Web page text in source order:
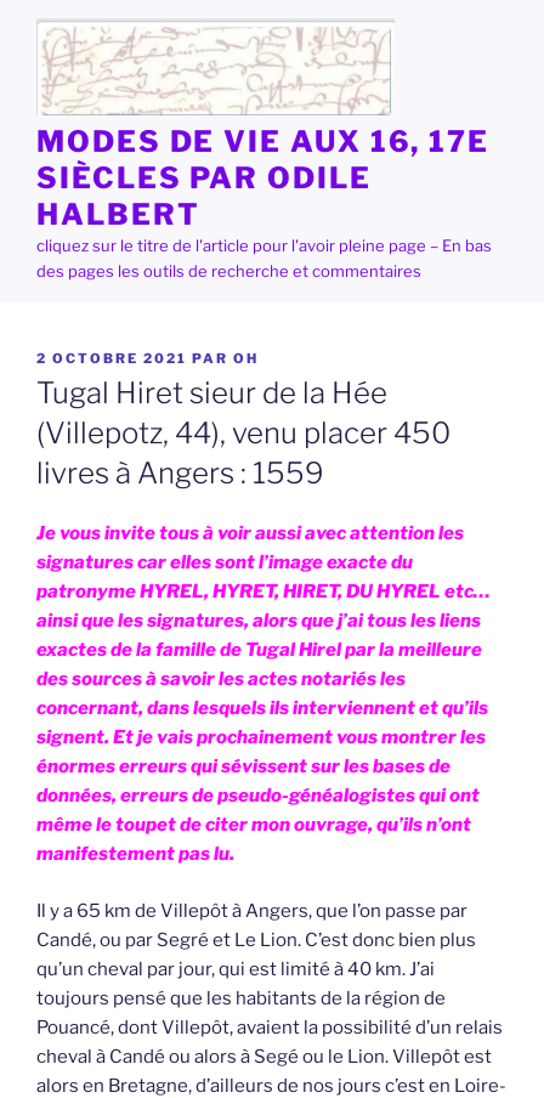
contenu
principal
MODES DE VIE AUX 16, 17E
SIÈCLES PAR ODILE
HALBERT
cliquez sur le titre de l'article pour l'avoir pleine page – En bas
des pages les outils de recherche et commentaires
PUBLIÉ
LE
2 OCTOBRE 2021 PAR OH
Tugal Hiret sieur de la Hée
(Villepotz, 44), venu placer 450
livres à Angers : 1559
Je vous invite tous à voir aussi avec attention les
signatures car elles sont l’image exacte du
patronyme HYREL, HYRET, HIRET, DU HYREL etc…
ainsi que les signatures, alors que j’ai tous les liens
exactes de la famille de Tugal Hirel par la meilleure
des sources à savoir les actes notariés les
concernant, dans lesquels ils interviennent et qu’ils
signent. Et je vais prochainement vous montrer les
énormes erreurs qui sévissent sur les bases de
données, erreurs de pseudo-généalogistes qui ont
même le toupet de citer mon ouvrage, qu’ils n’ont
manifestement pas lu.
Il y a 65 km de Villepôt à Angers, que l’on passe par
Candé, ou par Segré et Le Lion. C’est donc bien plus
qu’un cheval par jour, qui est limité à 40 km. J’ai
toujours pensé que les habitants de la région de
Pouancé, dont Villepôt, avaient la possibilité d’un relais
cheval à Candé ou alors à Segé ou le Lion. Villepôt est
alors en Bretagne, d’ailleurs de nos jours c’est en Loire-